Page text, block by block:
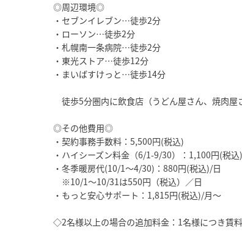
◎周辺環境◎
・セブンイレブン…徒歩2分
・ローソン…徒歩2分
・札幌南一条病院…徒歩2分
・東光ストア…徒歩12分
・まいばすけっと…徒歩14分
徒歩5分圏内に飲食店（うどん屋さん、焼肉屋
◎その他費用◎
・契約事務手数料：5,500円(税込)
・ハイシーズン料金（6/1-9/30）：1,100円(税込
・冬季暖房代(10/1～4/30)：880円(税込)/日
※10/1～10/31は550円（税込）／日
・もっと安心サポート：1,815円(税込)/月～
◇2名様以上の場合の追加料金：1名様につき賃